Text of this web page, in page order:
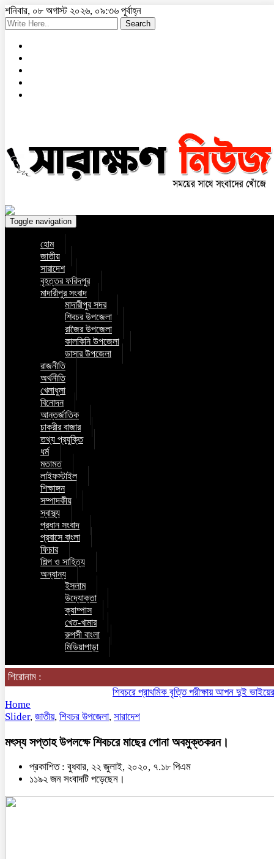
শনিবার, ০৮ অগাস্ট ২০২৬, ০৯:৩৬ পূর্বাহ্ন
Search
Toggle navigation
হোম
জাতীয়
সারাদেশ
বৃহত্তর ফরিদপুর
মাদারীপুর সংবাদ
মাদারীপুর সদর
শিবচর উপজেলা
রাজৈর উপজেলা
কালকিনি উপজেলা
ডাসার উপজেলা
রাজনীতি
অর্থনীতি
খেলাধুলা
বিনোদন
আন্তর্জাতিক
চাকরীর বাজার
তথ্য প্রযুক্তি
ধর্ম
মতামত
লাইফস্টাইল
শিক্ষাঙ্গন
সম্পাদকীয়
স্বাস্থ্য
প্রধান সংবাদ
প্রবাসে বাংলা
ফিচার
শিল্প ও সাহিত্য
অন্যান্য
ইসলাম
উদ্যোক্তা
ক্যাম্পাস
খেত-খামার
রুপসী বাংলা
মিডিয়াপাড়া
শিরোনাম :
শিবচরে প্রাথমিক বৃত্তি পরীক্ষায় আপন দুই ভাইয়ের
Home
Slider, জাতীয়, শিবচর উপজেলা, সারাদেশ
মৎস্য সপ্তাহ উপলক্ষে শিবচরে মাছের পোনা অবমুক্তকরন।
প্রকাশিত : বুধবার, ২২ জুলাই, ২০২০, ৭.১৮ পিএম
১১৯২ জন সংবাদটি পড়েছেন।